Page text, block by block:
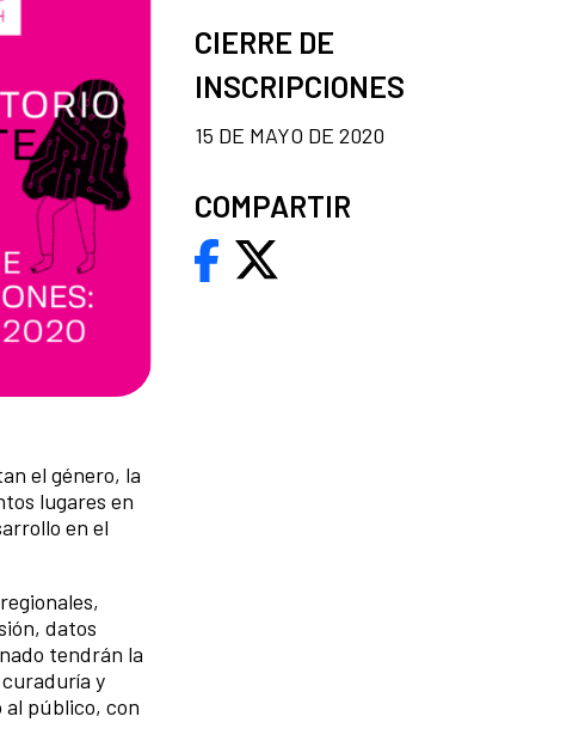
el género, la
lugares en
en el
datos
tendrán la
y
al público, con
CIERRE DE
INSCRIPCIONES
15 DE MAYO DE 2020
COMPARTIR